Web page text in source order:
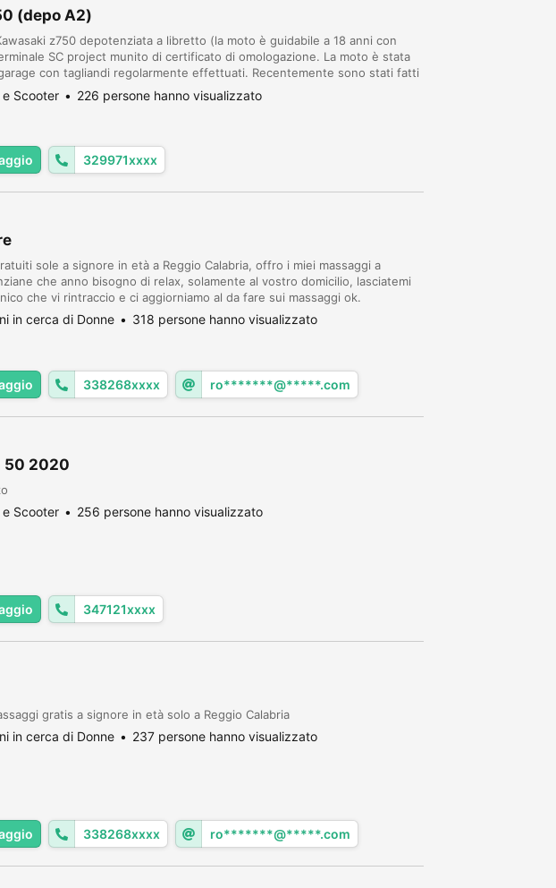
(depo A2)
z750 depotenziata a libretto (la moto è guidabile a 18 anni con
SC project munito di certificato di omologazione. La moto è stata
con tagliandi regolarmente effettuati. Recentemente sono stati fatti
-Sostituzione batteria con batteria nuova originale. -cambio pomp...
e Scooter 226 persone hanno visualizzato
329971xxxx
sole a signore in età a Reggio Calabria, offro i miei massaggi a
che anno bisogno di relax, solamente al vostro domicilio, lasciatemi
che vi rintraccio e ci aggiorniamo al da fare sui massaggi ok.
in cerca di Donne 318 persone hanno visualizzato
338268xxxx ro*******@*****.com
50 2020
e Scooter 256 persone hanno visualizzato
347121xxxx
gratis a signore in età solo a Reggio Calabria
in cerca di Donne 237 persone hanno visualizzato
338268xxxx ro*******@*****.com